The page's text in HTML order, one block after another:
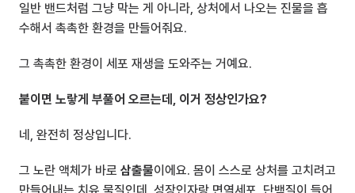
일반 밴드처럼 그냥 막는 게 아니라, 상처에서 나오는 진물을 흡
수해서 촉촉한 환경을 만들어줘요.
그 촉촉한 환경이 세포 재생을 도와주는 거예요.
붙이면 노랗게 부풀어 오르는데, 이거 정상인가요?
네, 완전히 정상입니다.
그 노란 액체가 바로 삼출물이에요. 몸이 스스로 상처를 고치려고